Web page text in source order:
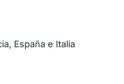
España e Italia